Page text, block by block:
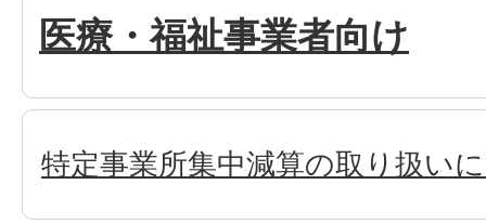
医療・福祉事業者向け
特定事業所集中減算の取り扱い